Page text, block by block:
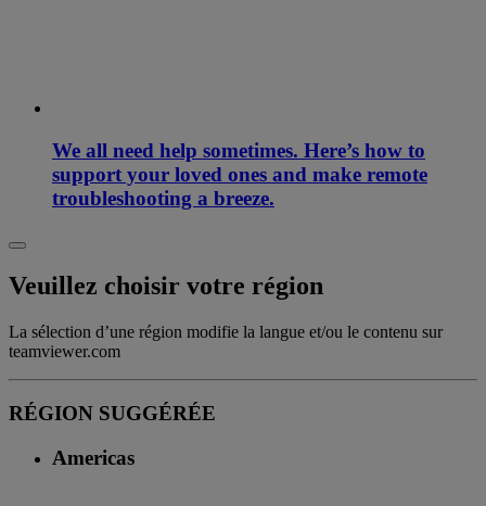
We all need help sometimes. Here’s how to
support your loved ones and make remote
troubleshooting a breeze.
Veuillez choisir votre région
La sélection d’une région modifie la langue et/ou le contenu sur
teamviewer.com
RÉGION SUGGÉRÉE
Americas